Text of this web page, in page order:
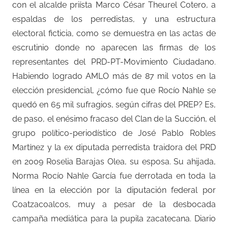
con el alcalde priísta Marco César Theurel Cotero, a
espaldas de los perredistas, y una estructura
electoral ficticia, como se demuestra en las actas de
escrutinio donde no aparecen las firmas de los
representantes del PRD-PT-Movimiento Ciudadano.
Habiendo logrado AMLO más de 87 mil votos en la
elección presidencial, ¿cómo fue que Rocío Nahle se
quedó en 65 mil sufragios, según cifras del PREP? Es,
de paso, el enésimo fracaso del Clan de la Succión, el
grupo político-periodístico de José Pablo Robles
Martínez y la ex diputada perredista traidora del PRD
en 2009 Roselia Barajas Olea, su esposa. Su ahijada,
Norma Rocío Nahle García fue derrotada en toda la
línea en la elección por la diputación federal por
Coatzacoalcos, muy a pesar de la desbocada
campaña mediática para la pupila zacatecana. Diario